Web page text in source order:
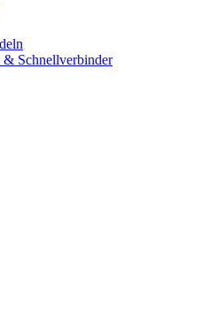
& Schnellverbinder